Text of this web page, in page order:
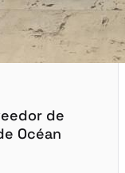
de
Océan